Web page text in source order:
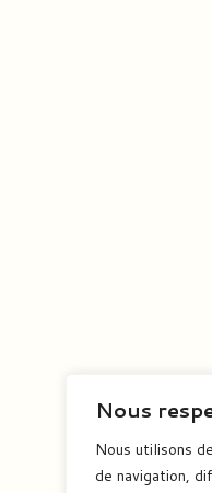
Nous
Nous utilisons
de navigation,